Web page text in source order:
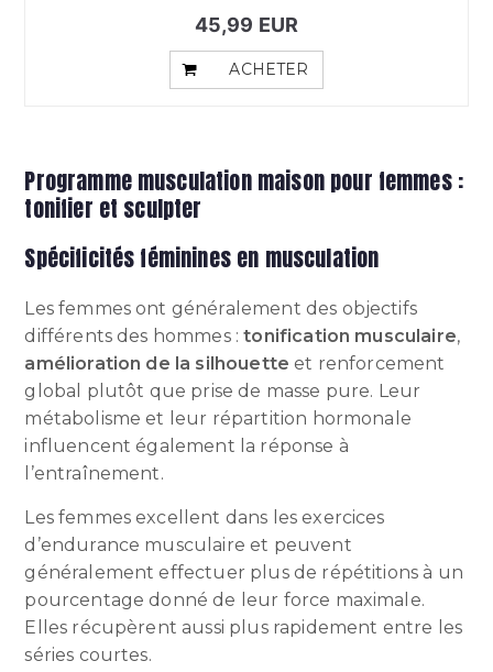
45,99 EUR
ACHETER
Programme musculation maison pour femmes :
tonifier et sculpter
Spécificités féminines en musculation
Les femmes ont généralement des objectifs
différents des hommes :tonification musculaire,
amélioration de la silhouette et renforcement
global plutôt que prise de masse pure. Leur
métabolisme et leur répartition hormonale
influencent également la réponse à
l’entraînement.
Les femmes excellent dans les exercices
d’endurance musculaire et peuvent
généralement effectuer plus de répétitions à un
pourcentage donné de leur force maximale.
Elles récupèrent aussi plus rapidement entre les
séries courtes.